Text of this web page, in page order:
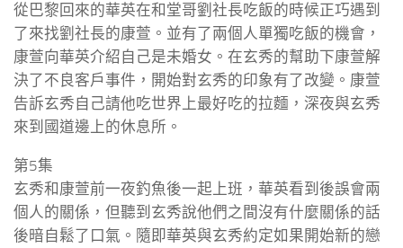
從巴黎回來的華英在和堂哥劉社長吃飯的時候正巧遇到
了來找劉社長的康萱。並有了兩個人單獨吃飯的機會，
康萱向華英介紹自己是未婚女。在玄秀的幫助下康萱解
決了不良客戶事件，開始對玄秀的印象有了改變。康萱
告訴玄秀自己請他吃世界上最好吃的拉麵，深夜與玄秀
來到國道邊上的休息所。
第5集
玄秀和康萱前一夜釣魚後一起上班，華英看到後誤會兩
個人的關係，但聽到玄秀說他們之間沒有什麼關係的話
後暗自鬆了口氣。隨即華英與玄秀約定如果開始新的戀